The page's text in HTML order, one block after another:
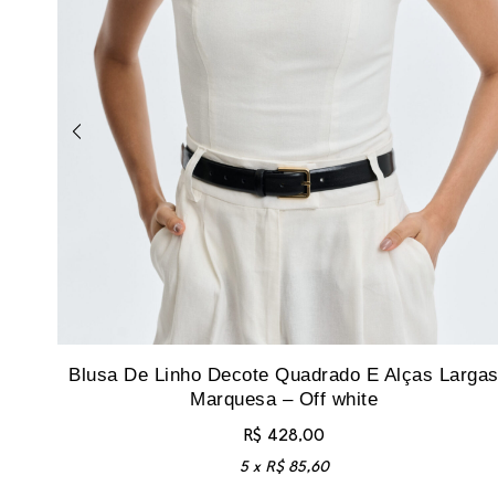
Blusa De Linho Decote Quadrado E Alças Largas
Marquesa – Off white
R$ 428,00
5 x R$85,60